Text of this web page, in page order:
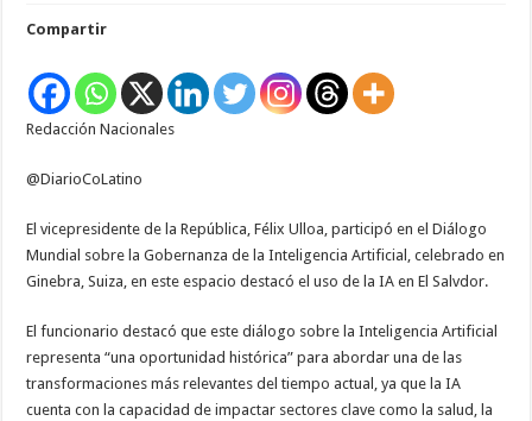
de
la
IA
Compartir
Redacción Nacionales
@DiarioCoLatino
El vicepresidente de la República, Félix Ulloa, participó en el Diálogo
Mundial sobre la Gobernanza de la Inteligencia Artificial, celebrado en
Ginebra, Suiza, en este espacio destacó el uso de la IA en El Salvdor.
El funcionario destacó que este diálogo sobre la Inteligencia Artificial
representa “una oportunidad histórica” para abordar una de las
transformaciones más relevantes del tiempo actual, ya que la IA
cuenta con la capacidad de impactar sectores clave como la salud, la